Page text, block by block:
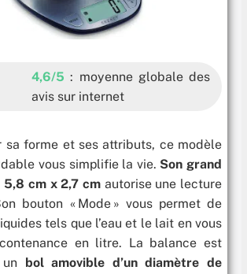
4,6/5 : moyenne globale des
avis sur internet
sa forme et ses attributs, ce modèle
vous simplifie la vie. Son grand
5,8 cm x 2,7 cmautorise une lecture
bouton « Mode » vous permet de
tels que l’eau et le lait en vous
en litre. La balance est
bol amovible d’un diamètre de